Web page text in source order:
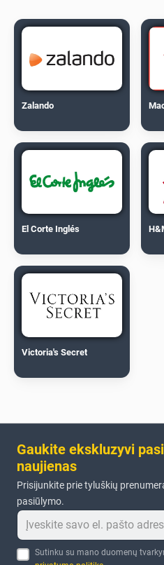
Zalando
El Corte Inglés
Victoria's Secret
Gaukite ekskluzyvi
naujienas
Prisijunkite prie tyluškių
pasiūlymo.
Sutinku su mano duomenų